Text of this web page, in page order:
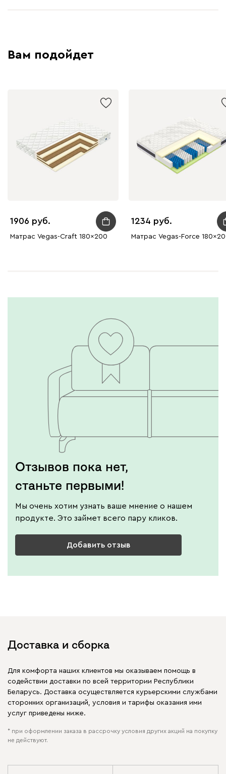
Вам подойдет
1906
Матрас Vegas-Craft 180x200
1234
Матрас Vegas-Force
Отзывов пока нет,
станьте первыми!
Мы очень хотим узнать ваше мнение о нашем
продукте. Это займет всего пару кликов.
Добавить отзыв
Доставка и сборка
Для комфорта наших клиентов мы оказываем помощь в
содействии доставки по всей территории Республики
Беларусь. Доставка осуществляется курьерскими службами
сторонних организаций, условия и тарифы оказания ими
услуг приведены ниже.
* при оформлении заказа в рассрочку условия других акций на покупку
не действуют.